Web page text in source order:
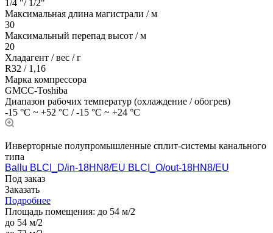
1/4 "/ 1/2"
Максимальная длина магистрали / м
30
Максимальный перепад высот / м
20
Хладагент / вес / г
R32 / 1,16
Марка компрессора
GMCC-Toshiba
Диапазон рабочих температур (охлаждение / обогрев)
-15 °C ~ +52 °C / -15 °C ~ +24 °C
Инверторные полупромышленные сплит-системы канального
типа
Ballu BLCI_D/in-18HN8/EU BLCI_O/out-18HN8/EU
Под заказ
Заказать
Подробнее
Площадь помещения: до 54 м/2
до 54 м/2